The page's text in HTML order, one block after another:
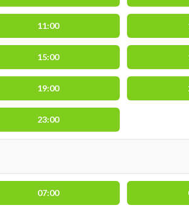
11:00
15:00
19:00
23:00
07:00